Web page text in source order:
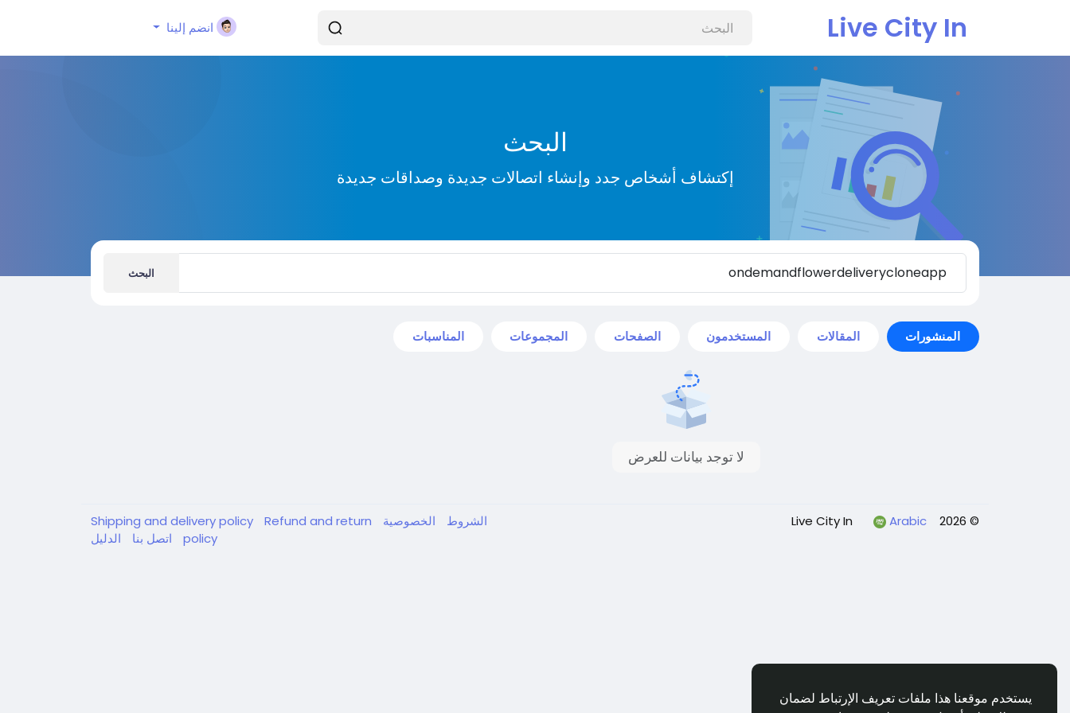
يستخدم موقعنا هذا ملفات تعريف الإرتباط لضمان
Live City In انضم إلينا
البحث
إكتشاف أشخاص جدد وإنشاء اتصالات جديدة وصداقات جديدة
البحث
المنشورات المقالات المستخدمون الصفحات المجموعات المناسبات
لا توجد بيانات للعرض
© 2026 Live City In
Arabic الشروط الخصوصية Shipping and delivery policy
Refund and return
policy
اتصل بنا الدليل